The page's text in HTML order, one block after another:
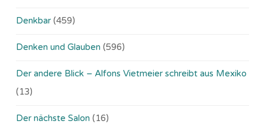
Denkbar (459)
Denken und Glauben (596)
Der andere Blick – Alfons Vietmeier schreibt aus Mexiko
(13)
Der nächste Salon (16)